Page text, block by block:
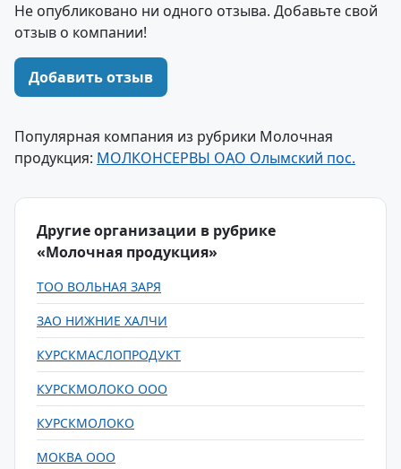
Не опубликовано ни одного отзыва. Добавьте свой
отзыв о компании!
Добавить отзыв
Популярная компания из рубрики Молочная
продукция: МОЛКОНСЕРВЫ ОАО Олымский пос.
Другие организации в рубрике
«Молочная продукция»
ТОО ВОЛЬНАЯ ЗАРЯ
ЗАО НИЖНИЕ ХАЛЧИ
КУРСКМАСЛОПРОДУКТ
КУРСКМОЛОКО ООО
КУРСКМОЛОКО
МОКВА ООО